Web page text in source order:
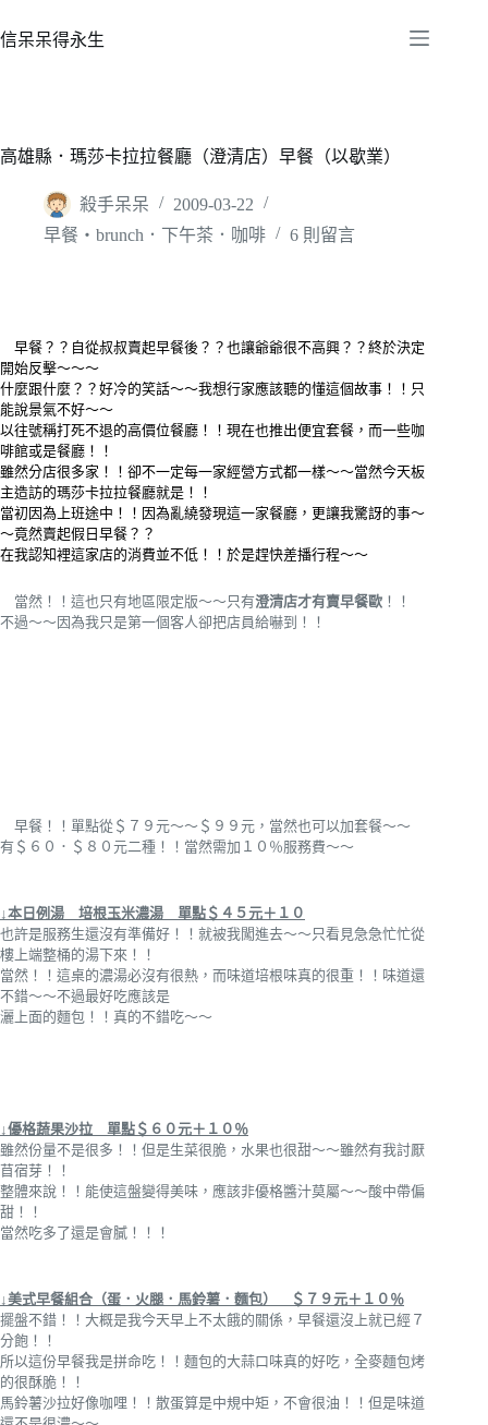
至
容
信呆呆得永生
高雄縣．瑪莎卡拉拉餐廳（澄清店）早餐（以歇業）
殺手呆呆
2009-03-22
早餐‧brunch．下午茶．咖啡
6 則留言
早餐？？自從叔叔賣起早餐後？？也讓爺爺很不高興？？終於決定
開始反擊～～～
什麼跟什麼？？好冷的笑話～～我想行家應該聽的懂這個故事！！只
能說景氣不好～～
以往號稱打死不退的高價位餐廳！！現在也推出便宜套餐，而一些咖
啡館或是餐廳！！
雖然分店很多家！！卻不一定每一家經營方式都一樣～～當然今天板
主造訪的瑪莎卡拉拉餐廳就是！！
當初因為上班途中！！因為亂繞發現這一家餐廳，更讓我驚訝的事～
～竟然賣起假日早餐？？
在我認知裡這家店的消費並不低！！於是趕快差播行程～～
當然！！這也只有地區限定版～～只有澄清店才有賣早餐歐 ！！
不過～～因為我只是第一個客人卻把店員給嚇到！！
早餐！！單點從＄７９元～～＄９９元，當然也可以加套餐～～
有＄６０．＄８０元二種！！當然需加１０％服務費～～
↓本日例湯 培根玉米濃湯 單點＄４５元＋１０
也許是服務生還沒有準備好！！就被我闖進去～～只看見急急忙忙從
樓上端整桶的湯下來！！
當然！！這桌的濃湯必沒有很熱，而味道培根味真的很重！！味道還
不錯～～不過最好吃應該是
灑上面的麵包！！真的不錯吃～～
↓優格蔬果沙拉 單點＄６０元＋１０％
雖然份量不是很多！！但是生菜很脆，水果也很甜～～雖然有我討厭
苜宿芽！！
整體來說！！能使這盤變得美味，應該非優格醬汁莫屬～～酸中帶偏
甜！！
當然吃多了還是會膩！！！
↓美式早餐組合（蛋．火腿．馬鈴薯．麵包） ＄７９元＋１０％
擺盤不錯！！大概是我今天早上不太餓的關係，早餐還沒上就已經７
分飽！！
所以這份早餐我是拼命吃！！麵包的大蒜口味真的好吃，全麥麵包烤
的很酥脆！！
馬鈴薯沙拉好像咖哩！！散蛋算是中規中矩，不會很油！！但是味道